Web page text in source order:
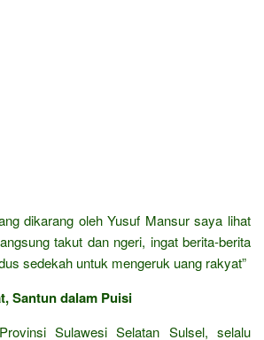
dikarang oleh Yusuf Mansur saya lihat
takut dan ngeri, ingat berita-berita
sedekah untuk mengeruk uang rakyat”
Santun dalam Puisi
Sulawesi Selatan Sulsel, selalu